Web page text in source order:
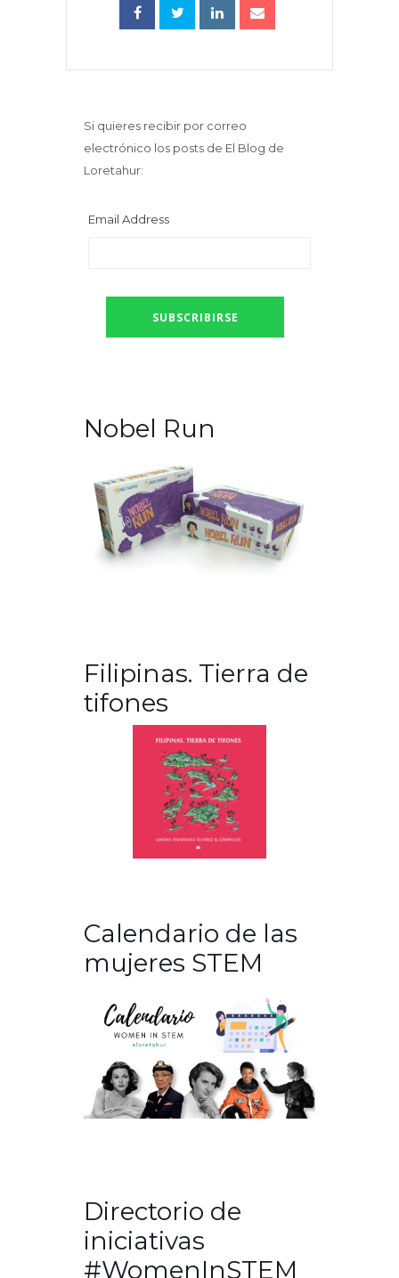
Si quieres recibir por correo
electrónico los posts de El Blog de
Loretahur:
Email Address
Nobel Run
Filipinas. Tierra de
tifones
Calendario de las
mujeres STEM
Directorio de
iniciativas
#WomenInSTEM